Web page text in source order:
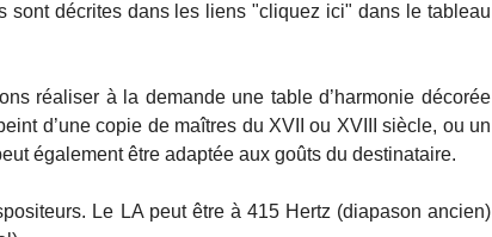
sont décrites dans les liens "cliquez ici" dans le tableau
réaliser à la demande une table d’harmonie décorée
d’une copie de maîtres du XVII ou XVIII siècle, ou un
également être adaptée aux goûts du destinataire.
Le LA peut être à 415 Hertz (diapason ancien)